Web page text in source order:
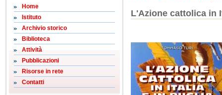
Home
Istituto
Archivio storico
Biblioteca
Attività
Pubblicazioni
Risorse in rete
Contatti
L'Azione cattolica in